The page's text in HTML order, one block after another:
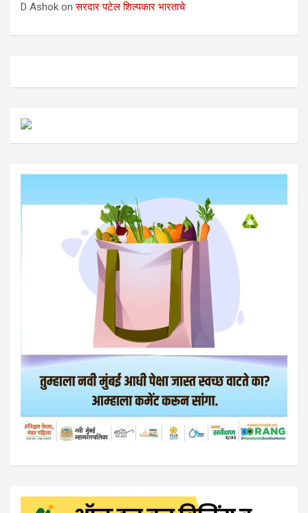
D Ashok onसरदार पटेल शिल्पकार भारताचे